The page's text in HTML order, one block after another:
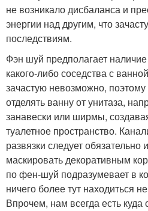
не возникало дисбаланса и
энергии над другим, что
последствиям.
Фэн шуй предполагает наличие
какого-либо соседства с
зачастую невозможно,
отделять ванну от унитаза,
занавески или ширмы,
туалетное пространство.
развязки следует обязательно
маскировать декоративным
по фен-шуй подразумевает в
ничего более тут находиться
Впрочем, нам всегда есть куда